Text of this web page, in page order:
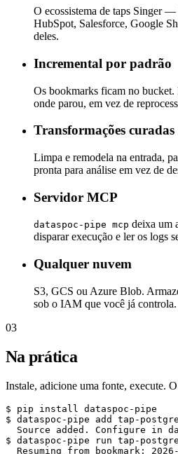
O ecossistema de taps Singer
HubSpot, Salesforce, Google
deles.
Incremental por padrão
Os bookmarks ficam no
onde parou, em vez de
Transformações curadas
Limpa e remodela na entrada,
pronta para análise em vez de
Servidor MCP
dataspoc-pipe mcp deixa um
disparar execução e ler os logs
Qualquer nuvem
S3, GCS ou Azure Blob.
sob o IAM que você já controla.
03
Na prática
Instale, adicione uma fonte, execute.
$ pip install dataspoc-pipe
$ dataspoc-pipe add tap-
Source added. Configure in
$ dataspoc-pipe run tap-
Resuming from bookmark: